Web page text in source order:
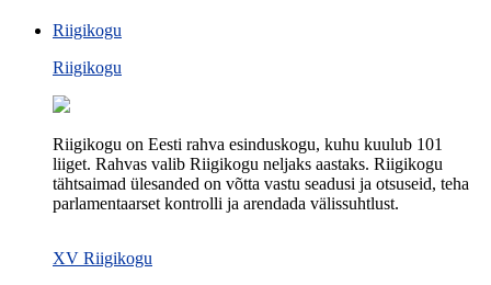
Riigikogu
Riigikogu
Riigikogu on Eesti rahva esinduskogu, kuhu kuulub 101
liiget. Rahvas valib Riigikogu neljaks aastaks. Riigikogu
tähtsaimad ülesanded on võtta vastu seadusi ja otsuseid, teha
parlamentaarset kontrolli ja arendada välissuhtlust.
XV Riigikogu